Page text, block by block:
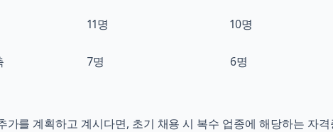
11명 10명
7명 6명
가를 계획하고 계시다면, 초기 채용 시 복수 업종에 해당하는 자